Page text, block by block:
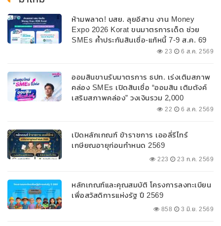
ห้ามพลาด! บสย. ลุยอีสาน งาน Money
Expo 2026 Korat ขนมาตรการเด็ด ช่วย
SMEs ค้ำประกันสินเชื่อ-แก้หนี้ 7-9 ส.ค. 69
23 6 ส.ค. 2569
ออมสินขานรับมาตรการ ธปท. เร่งเติมสภาพ
คล่อง SMEs เปิดสินเชื่อ “ออมสิน เติมตังค์
เสริมสภาพคล่อง” วงเงินรวม 2,000
ลบ.สนับสนุนเงินทุนหมุนเวียนวงเงินกู้สูงสุด
22 6 ส.ค. 2569
เปิดหลักเกณฑ์ ข้าราชการ เออลี่รีไทร์
เกษียณอายุก่อนกำหนด 2569
223 23 ก.ค. 2569
หลักเกณฑ์และคุณสมบัติ โครงการลงทะเบียน
เพื่อสวัสดิการแห่งรัฐ ปี 2569
858 3 มิ.ย. 2569